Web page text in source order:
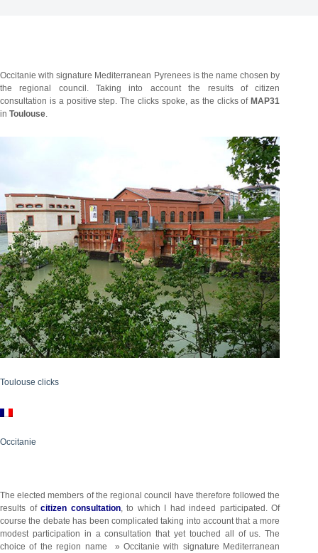
Occitanie with signature Mediterranean Pyrenees is the name chosen by
the regional council. Taking into account the results of citizen
consultation is a positive step. The clicks spoke, as the clicks of MAP31
in Toulouse.
Toulouse clicks
Occitanie
The elected members of the regional council have therefore followed the
results ofcitizen consultation, to which I had indeed participated. Of
course the debate has been complicated taking into account that a more
modest participation in a consultation that yet touched all of us. The
choice of the region name » Occitanie with signature Mediterranean